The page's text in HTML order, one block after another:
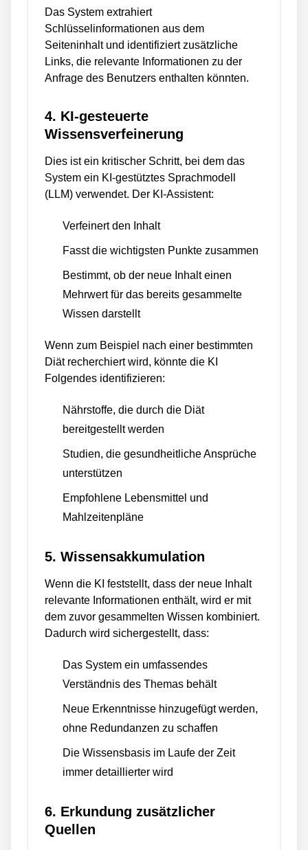
Das System extrahiert
Schlüsselinformationen aus dem
Seiteninhalt und identifiziert zusätzliche
Links, die relevante Informationen zu der
Anfrage des Benutzers enthalten könnten.
4. KI-gesteuerte
Wissensverfeinerung
Dies ist ein kritischer Schritt, bei dem das
System ein KI-gestütztes Sprachmodell
(LLM) verwendet. Der KI-Assistent:
Verfeinert den Inhalt
Fasst die wichtigsten Punkte zusammen
Bestimmt, ob der neue Inhalt einen
Mehrwert für das bereits gesammelte
Wissen darstellt
Wenn zum Beispiel nach einer bestimmten
Diät recherchiert wird, könnte die KI
Folgendes identifizieren:
Nährstoffe, die durch die Diät
bereitgestellt werden
Studien, die gesundheitliche Ansprüche
unterstützen
Empfohlene Lebensmittel und
Mahlzeitenpläne
5. Wissensakkumulation
Wenn die KI feststellt, dass der neue Inhalt
relevante Informationen enthält, wird er mit
dem zuvor gesammelten Wissen kombiniert.
Dadurch wird sichergestellt, dass:
Das System ein umfassendes
Verständnis des Themas behält
Neue Erkenntnisse hinzugefügt werden,
ohne Redundanzen zu schaffen
Die Wissensbasis im Laufe der Zeit
immer detaillierter wird
6. Erkundung zusätzlicher
Quellen